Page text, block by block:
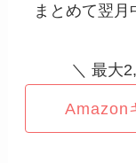
まとめて翌
＼ 最大
Amazon